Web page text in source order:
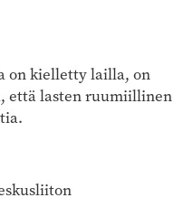
on kielletty lailla, on
että lasten ruumiillinen